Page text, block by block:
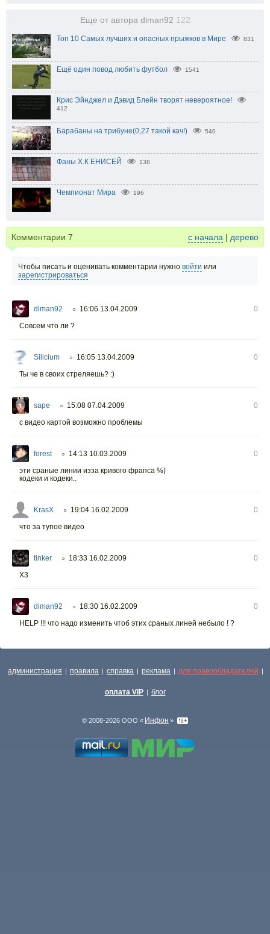
Еще от автора diman92 122
Топ 10 Самых лучших и опасных прыжков в Мире 831
Ещё один повод любить футбол 1541
Крис Эйнджел и Дэвид Блейн творят невероятное!
412
Барабаны на трибуне(0,27 такой кач!) 540
Фаны Х.К ЕНИСЕЙ 138
Чемпионат Мира 196
Комментарии 7 с начала | дерево
Чтобы писать и оценивать комментарии нужно войти или
зарегистрироваться
diman92 ○ 16:06 13.04.2009
0
Совсем что ли ?
Silicium ○ 16:05 13.04.2009
0
Ты че в своих стреляешь? :)
sape ○ 15:08 07.04.2009
0
с видео картой возможно проблемы
forest ○ 14:13 10.03.2009
0
эти сраные линии изза кривого фрапса %)
кодеки и кодеки..
KrasX ○ 19:04 16.02.2009
0
что за тупое видео
tinker ○ 18:33 16.02.2009
0
Х3
diman92 ○ 18:30 16.02.2009
0
HELP !!! что надо изменить чтоб этих сраных линей небыло ! ?
администрация | правила | справка | реклама | для правообладателей |
оплата VIP | блог
© 2008-2026 ООО « Инфон »